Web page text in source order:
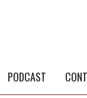
PODCAST